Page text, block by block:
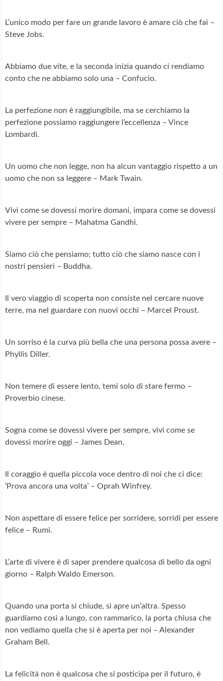
L’unico modo per fare un grande lavoro è amare ciò che fai –
Steve Jobs.
Abbiamo due vite, e la seconda inizia quando ci rendiamo
conto che ne abbiamo solo una – Confucio.
La perfezione non è raggiungibile, ma se cerchiamo la
perfezione possiamo raggiungere l’eccellenza – Vince
Lombardi.
Un uomo che non legge, non ha alcun vantaggio rispetto a un
uomo che non sa leggere – Mark Twain.
Vivi come se dovessi morire domani, impara come se dovessi
vivere per sempre – Mahatma Gandhi.
Siamo ciò che pensiamo; tutto ciò che siamo nasce con i
nostri pensieri – Buddha.
Il vero viaggio di scoperta non consiste nel cercare nuove
terre, ma nel guardare con nuovi occhi – Marcel Proust.
Un sorriso è la curva più bella che una persona possa avere –
Phyllis Diller.
Non temere di essere lento, temi solo di stare fermo –
Proverbio cinese.
Sogna come se dovessi vivere per sempre, vivi come se
dovessi morire oggi – James Dean.
Il coraggio è quella piccola voce dentro di noi che ci dice:
‘Prova ancora una volta’ – Oprah Winfrey.
Non aspettare di essere felice per sorridere, sorridi per essere
felice – Rumi.
L’arte di vivere è di saper prendere qualcosa di bello da ogni
giorno – Ralph Waldo Emerson.
Quando una porta si chiude, si apre un’altra. Spesso
guardiamo così a lungo, con rammarico, la porta chiusa che
non vediamo quella che si è aperta per noi – Alexander
Graham Bell.
La felicità non è qualcosa che si posticipa per il futuro, è